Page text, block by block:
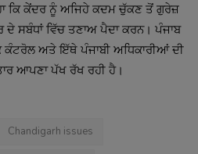
ਕਿ ਕੇਂਦਰ ਨੂੰ ਅਜਿਹੇ ਕਦਮ ਚੁੱਕਣ ਤੋਂ ਗੁਰੇਜ਼
ਦੇ ਸਬੰਧਾਂ ਵਿੱਚ ਤਣਾਅ ਪੈਦਾ ਕਰਨ। ਪੰਜਾਬ
ਕੰਟਰੋਲ ਅਤੇ ਇੱਥੇ ਪੰਜਾਬੀ ਅਧਿਕਾਰੀਆਂ ਦੀ
ਆਪਣਾ ਪੱਖ ਰੱਖ ਰਹੀ ਹੈ।
Chandigarh issues